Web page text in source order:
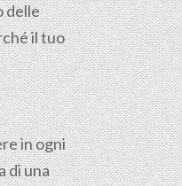
delle
il tuo
in ogni
di una